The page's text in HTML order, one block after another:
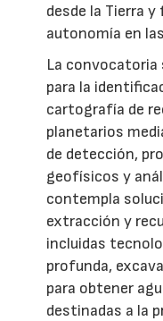
desde la Tierra
autonomía en
La
para la
cartografía de
planetarios
de detección,
geofísicos y
contempla
extracción y
incluidas
profunda,
para obtener
destinadas a la